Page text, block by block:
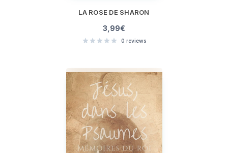
LA ROSE DE SHARON
3,99€
0 reviews